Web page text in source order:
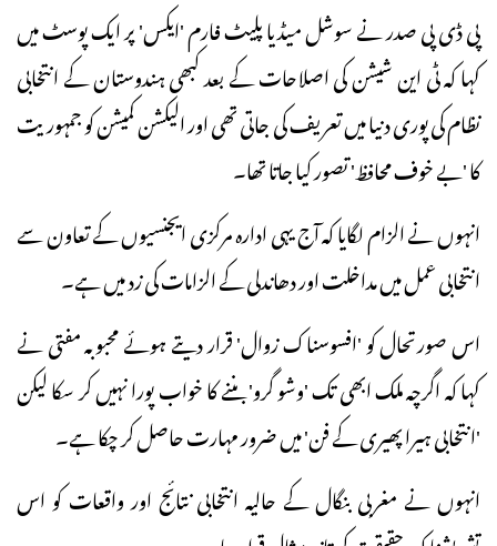
پی ڈی پی صدر نے سوشل میڈیا پلیٹ فارم 'ایکس' پر ایک پوسٹ میں
کہا کہ ٹی این شیشن کی اصلاحات کے بعد کبھی ہندوستان کے انتخابی
نظام کی پوری دنیا میں تعریف کی جاتی تھی اور الیکشن کمیشن کو جمہوریت
کا 'بے خوف محافظ' تصور کیا جاتا تھا۔
انہوں نے الزام لگایا کہ آج یہی ادارہ مرکزی ایجنسیوں کے تعاون سے
انتخابی عمل میں مداخلت اور دھاندلی کے الزامات کی زد میں ہے۔
اس صورتحال کو 'افسوسناک زوال' قرار دیتے ہوئے محبوبہ مفتی نے
کہا کہ اگرچہ ملک ابھی تک 'وشو گرو' بننے کا خواب پورا نہیں کر سکا لیکن
'انتخابی ہیرا پھیری کے فن' میں ضرور مہارت حاصل کر چکا ہے۔
انہوں نے مغربی بنگال کے حالیہ انتخابی نتائج اور واقعات کو اس